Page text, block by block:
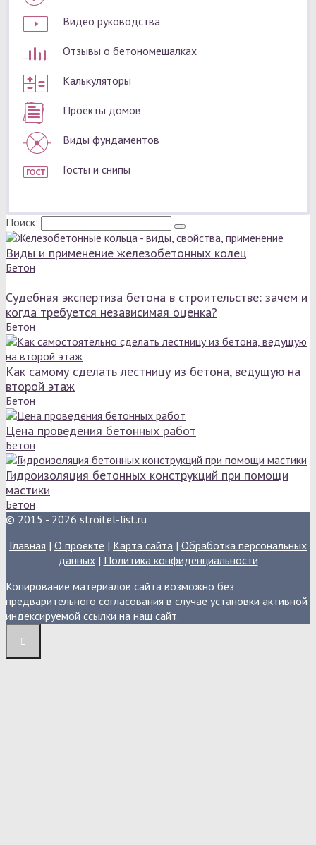
Видео руководства
Отзывы о бетономешалках
Калькуляторы
Проекты домов
Виды фундаментов
Госты и снипы
Поиск:
Виды и применение железобетонных колец
Бетон
Судебная экспертиза бетона в строительстве: зачем и
когда требуется независимая оценка?
Бетон
Как самому сделать лестницу из бетона, ведущую на
второй этаж
Бетон
Цена проведения бетонных работ
Бетон
Гидроизоляция бетонных конструкций при помощи
мастики
Бетон
© 2015 - 2026 stroitel-list.ru
Главная | О проекте | Карта сайта | Обработка персональных
данных| Политика конфиденциальности
Копирование материалов сайта возможно без
предварительного согласования в случае установки активной
индексируемой ссылки на наш сайт.